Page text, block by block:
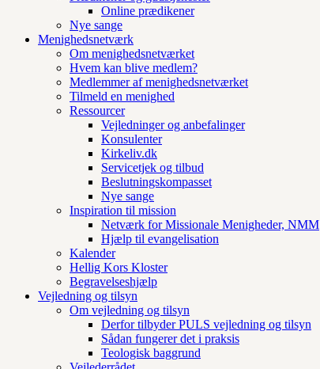
Online prædikener
Nye sange
Menighedsnetværk
Om menighedsnetværket
Hvem kan blive medlem?
Medlemmer af menighedsnetværket
Tilmeld en menighed
Ressourcer
Vejledninger og anbefalinger
Konsulenter
Kirkeliv.dk
Servicetjek og tilbud
Beslutningskompasset
Nye sange
Inspiration til mission
Netværk for Missionale Menigheder, NMM
Hjælp til evangelisation
Kalender
Hellig Kors Kloster
Begravelseshjælp
Vejledning og tilsyn
Om vejledning og tilsyn
Derfor tilbyder PULS vejledning og tilsyn
Sådan fungerer det i praksis
Teologisk baggrund